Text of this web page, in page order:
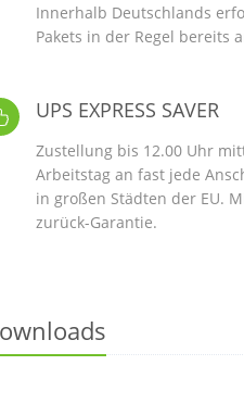
Innerhalb Deutschlands
Pakets in der Regel bereits
UPS EXPRESS SAVER
Zustellung bis 12.00 Uhr
Arbeitstag an fast jede
in großen Städten der EU.
zurück-Garantie.